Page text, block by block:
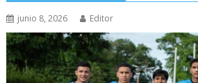
junio 8, 2026 Editor